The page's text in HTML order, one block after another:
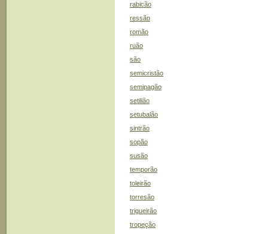
rabicão
ressão
romão
ruão
são
semicristão
semipagão
setilião
setubalão
sintrão
sopão
susão
temporão
toleirão
torresão
trigueirão
tropeção